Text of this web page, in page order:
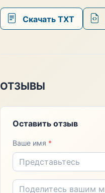
Скачать TXT
ОТЗЫВЫ
Оставить отзыв
Ваше имя *